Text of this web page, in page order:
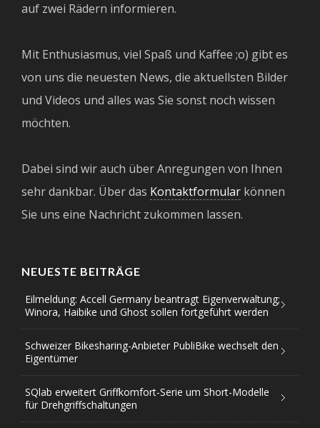
auf zwei Rädern informieren.
Mit Enthusiasmus, viel Spaß und Kaffee ;o) gibt es
von uns die neuesten News, die aktuellsten Bilder
und Videos und alles was Sie sonst noch wissen
möchten.
Dabei sind wir auch über Anregungen von Ihnen
sehr dankbar. Über das Kontaktformular können
Sie uns eine Nachricht zukommen lassen.
NEUESTE BEITRÄGE
Eilmeldung: Accell Germany beantragt Eigenverwaltung;
Winora, Haibike und Ghost sollen fortgeführt werden
Schweizer Bikesharing-Anbieter PubliBike wechselt den
Eigentümer
SQlab erweitert Griffkomfort-Serie um Short-Modelle
für Drehgriffschaltungen